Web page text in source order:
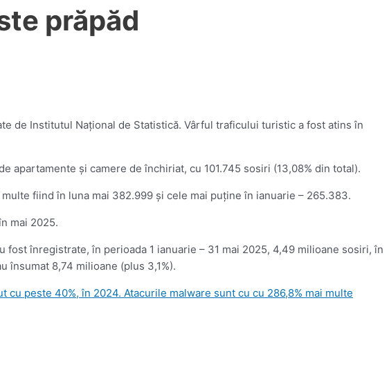
prăpăd
de Institutul Naţional de Statistică. Vârful traficului turistic a fost atins în
apartamente şi camere de închiriat, cu 101.745 sosiri (13,08% din total).
fiind în luna mai 382.999 şi cele mai puţine în ianuarie – 265.383.
mai 2025.
înregistrate, în perioada 1 ianuarie – 31 mai 2025, 4,49 milioane sosiri, în
8,74 milioane (plus 3,1%).
peste 40%, în 2024. Atacurile malware sunt cu cu 286,8% mai multe